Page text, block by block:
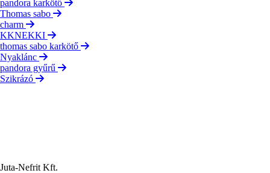
pandora karkötő
Thomas sabo
charm
KKNEKKI
thomas sabo karkötő
Nyaklánc
pandora gyűrű
Szikrázó
Juta-Nefrit Kft.